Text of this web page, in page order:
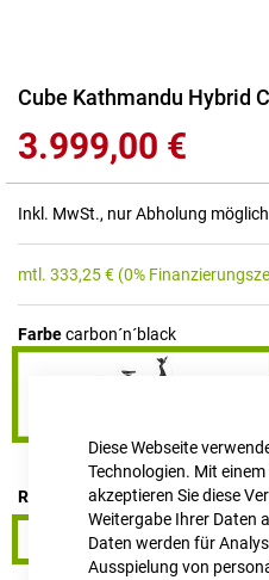
Diese Webseite
Technologien. Mit
akzeptieren Sie diese
Weitergabe Ihrer Daten
Daten werden für
Ausspielung von
Zum
der
Bildgalerie
springen
Cube Kathmandu Hybrid
3.999,00 €
Inkl. MwSt., nur Abholung möglich
mtl. 333,25€ (0%
Farbecarbon´n´black
RAHMENHÖHE Easy Entry 58
Easy Entry 58 cm